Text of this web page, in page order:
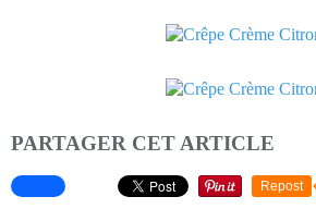
PARTAGER CET ARTICLE
Repost